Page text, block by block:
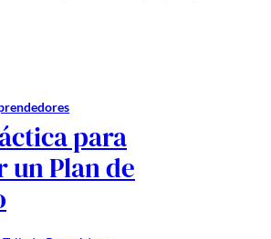
para
un Plan de